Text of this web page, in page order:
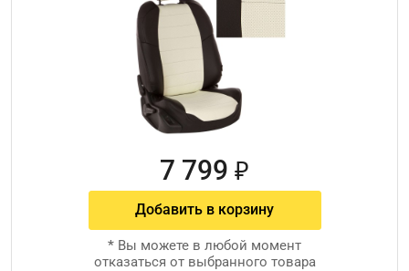
7 799 ₽
Добавить в корзину
* Вы можете в любой момент
отказаться от выбранного товара